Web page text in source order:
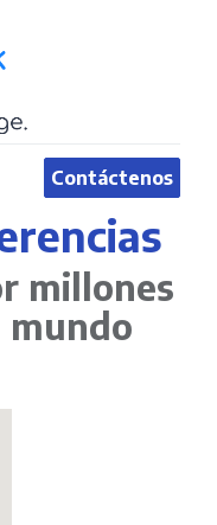
Contáctenos
millones
mundo